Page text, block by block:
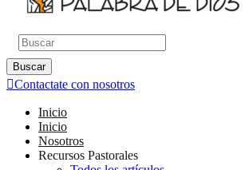
Buscar
Contactate con nosotros
Inicio
Inicio
Nosotros
Recursos Pastorales